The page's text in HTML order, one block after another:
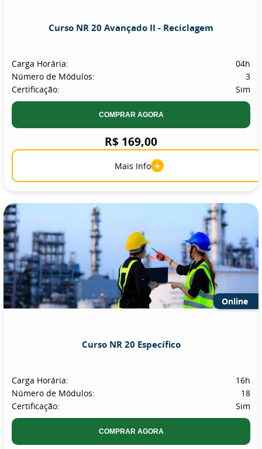
Curso NR 20 Avançado II - Reciclagem
Carga Horária:
04h
Número de Módulos:
3
Certificação:
Sim
COMPRAR AGORA
R$ 169,00
Mais Info +
Online
Curso NR 20 Específico
Carga Horária:
16h
Número de Módulos:
18
Certificação:
Sim
COMPRAR AGORA